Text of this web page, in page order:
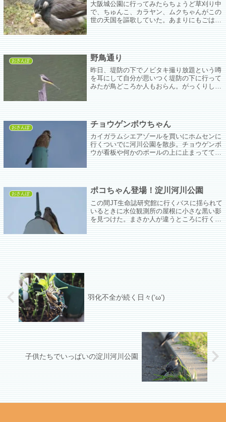
大阪城公園に行ってみたらちょうど草刈り中
で、ちゅんこ、カラヤン、ムクちゃんがこの
世の天国を謳歌していた。あまりにもごはん
おさんぽ 野鳥通り
昨日、堤防の下でノビタキ撮り放題という噂
を耳にして自分が思いつく堤防の下に行って
みたが鳥どころか人もおらん。がっくりしつ
おさんぽ チョウゲンボウちゃん
カイガラムシエアゾールを買いにホムセンに
行くついでに河川公園を散歩。チョウゲンボ
ウが看板や何かのポールの上に止まってて写
もそうなんだな。
おさんぽ ポコちゃん登場！淀川河川公園
この間JT生命誌研究館に行くバスに揺られて
いるときに水位観測所の屋根に小さな黒い影
を見つけた。まさか人が違うところに行くと
羽化不全が続く日々(‘ω’)
子供たちでいっぱいの淀川河川公園